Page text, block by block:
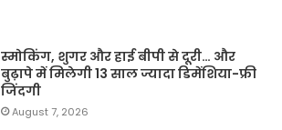
स्मोकिंग, शुगर और हाई बीपी से दूरी… और
बुढ़ापे में मिलेगी 13 साल ज्यादा डिमेंशिया-फ्री
जिंदगी
August 7, 2026